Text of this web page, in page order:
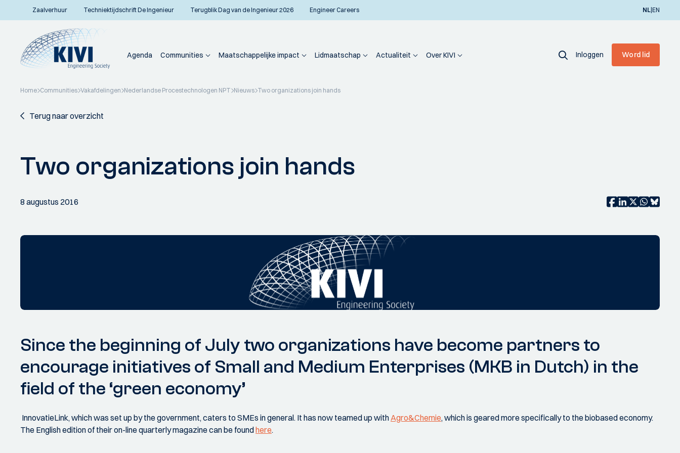
Zaalverhuur Techniektijdschrift De Ingenieur Terugblik Dag van de Ingenieur 2026 Engineer Careers NL|EN
Agenda Communities Maatschappelijke impact Lidmaatschap Actualiteit Over KIVI Inloggen Word lid
Home Communities Vakafdelingen Nederlandse Procestechnologen NPT Nieuws Two organizations join hands
Terug naar overzicht
Two organizations join hands
8 augustus 2016
Since the beginning of July two organizations have become partners to
encourage initiatives of Small and Medium Enterprises (MKB in Dutch) in the
field of the ‘green economy’
InnovatieLink, which was set up by the government, caters to SMEs in general. It has now teamed up with Agro&Chemie, which is geared more specifically to the biobased economy.
The English edition of their on-line quarterly magazine can be foundhere.